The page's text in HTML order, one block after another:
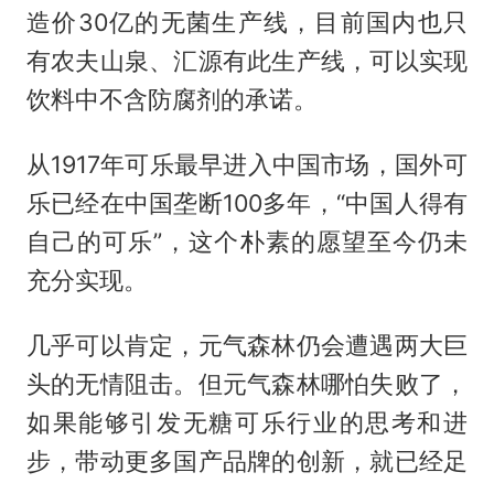
造价30亿的无菌生产线，目前国内也只
有农夫山泉、汇源有此生产线，可以实现
饮料中不含防腐剂的承诺。
从1917年可乐最早进入中国市场，国外可
乐已经在中国垄断100多年，“中国人得有
自己的可乐”，这个朴素的愿望至今仍未
充分实现。
几乎可以肯定，元气森林仍会遭遇两大巨
头的无情阻击。但元气森林哪怕失败了，
如果能够引发无糖可乐行业的思考和进
步，带动更多国产品牌的创新，就已经足